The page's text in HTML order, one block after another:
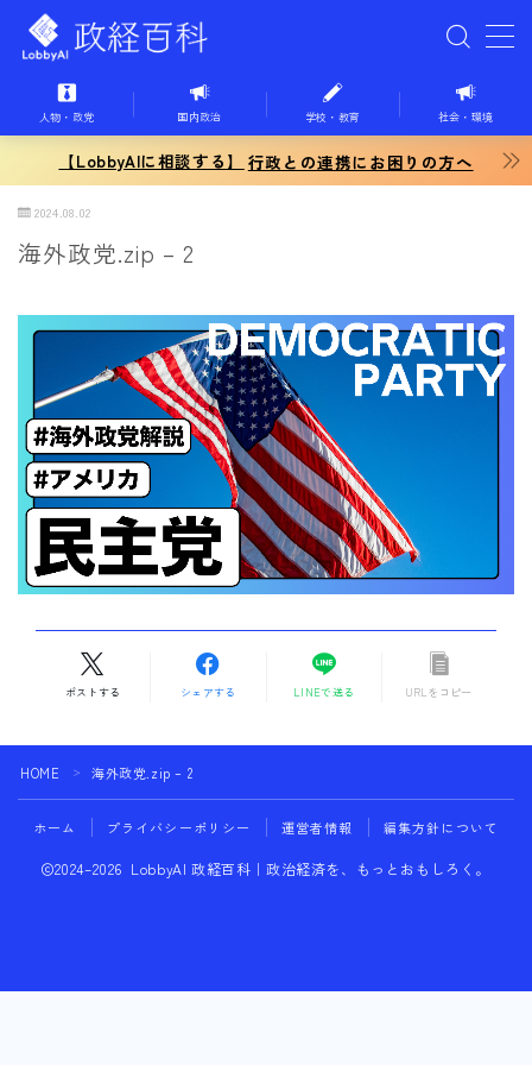
MENU
ホーム
社会・環境
経済・ビジネス
国際
人物・政党 国内政治 学校・教育 社会・環境
【LobbyAIに相談する】 行政との連携にお困りの方へ
2024.08.02
海外政党.zip – 2
ポストする シェアする LINEで送る URLをコピー
HOME ＞ 海外政党.zip – 2
ホーム プライバシーポリシー 運営者情報 編集方針について
2024–2026 LobbyAI 政経百科｜政治経済を、もっとおもしろく。